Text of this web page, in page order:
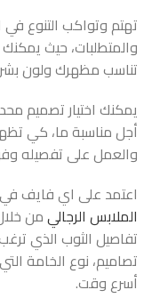
تهتم وتواكب التنوع
والمتطلبات، حيث يمكنك
تناسب مظهرك ولون
يمكنك اختيار تصميم
أجل مناسبة ما، كي
والعمل على تفصيله
اعتمد على اي فايف
الملابس الرجاليمن
تفاصيل الثوب الذي
تصاميم، نوع الخامة
أسرع وقت.